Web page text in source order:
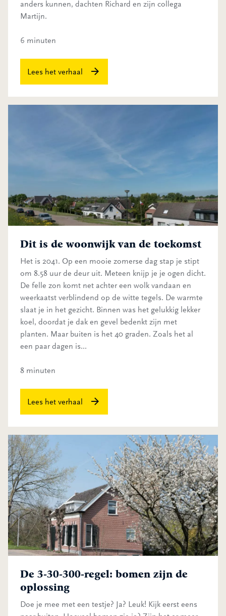
anders kunnen, dachten Richard en zijn collega
Martijn.
6 minuten
Lees het verhaal
Dit is de woonwijk van de toekomst
Het is 2041. Op een mooie zomerse dag stap je stipt
om 8.58 uur de deur uit. Meteen knijp je je ogen dicht.
De felle zon komt net achter een wolk vandaan en
weerkaatst verblindend op de witte tegels. De warmte
slaat je in het gezicht. Binnen was het gelukkig lekker
koel, doordat je dak en gevel bedenkt zijn met
planten. Maar buiten is het 40 graden. Zoals het al
een paar dagen is...
8 minuten
Lees het verhaal
De 3-30-300-regel: bomen zijn de
oplossing
Doe je mee met een testje? Ja? Leuk! Kijk eerst eens
De 3-30-300-regel: bomen zijn de oplossing